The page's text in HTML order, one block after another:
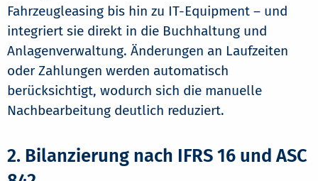
Fahrzeugleasing bis hin zu IT-Equipment – und
integriert sie direkt in die Buchhaltung und
Anlagenverwaltung. Änderungen an Laufzeiten
oder Zahlungen werden automatisch
berücksichtigt, wodurch sich die manuelle
Nachbearbeitung deutlich reduziert.
2. Bilanzierung nach IFRS 16 und ASC